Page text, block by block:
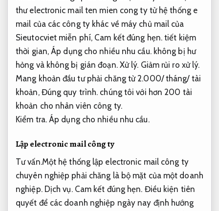
thư electronic mail ten mien cong ty từ hệ thống e
mail của các công ty khác về máy chủ mail của
Sieutocviet miễn phí, Cam kết đúng hẹn.tiết kiệm
thời gian,Áp dụng cho nhiều nhu cầu.không bị hư
hỏng và không bị gián đoạn. Xử lý. Giảm rủi ro xử lý.
Mang khoản đầu tư phải chăng từ 2.000/ tháng/ tài
khoản, Đúng quy trình. chúng tôi với hơn 200 tài
khoản cho nhân viên công ty.
Kiểm tra. Áp dụng cho nhiều nhu cầu.
Lập electronic mail công ty
Tư vấn.Một hệ thống lập electronic mail công ty
chuyên nghiệp phải chăng là bộ mặt của một doanh
nghiệp. Dịch vụ. Cam kết đúng hẹn. Điều kiện tiên
quyết để các doanh nghiệp ngày nay định hướng